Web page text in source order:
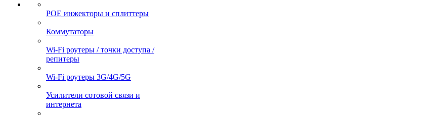
POE инжекторы и сплиттеры
Коммутаторы
Wi-Fi роутеры / точки доступа /
репитеры
Wi-Fi роутеры 3G/4G/5G
Усилители сотовой связи и
интернета